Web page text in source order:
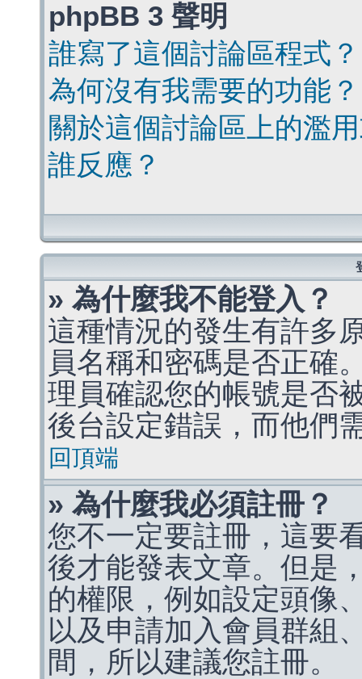
phpBB 3 聲明
誰寫了這個討論區程式？
為何沒有我需要的功能？
關於這個討論區上的濫
誰反應？
» 為什麼我不能登入？
這種情況的發生有許多
員名稱和密碼是否正確
理員確認您的帳號是否
後台設定錯誤，而他們
回頂端
» 為什麼我必須註冊？
您不一定要註冊，這要
後才能發表文章。但是
的權限，例如設定頭像
以及申請加入會員群組
間，所以建議您註冊。